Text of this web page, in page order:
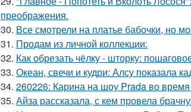
преображения.
30. Все смотрели на платье бабочки, но
31. Продам из личной коллекции:
32. Как обрезать чёлку - шторку:
33. Океан, свечи и кудри: Алсу показала
34. 260226: Карина на шоу Prada во
35. Айза рассказала, с кем провела